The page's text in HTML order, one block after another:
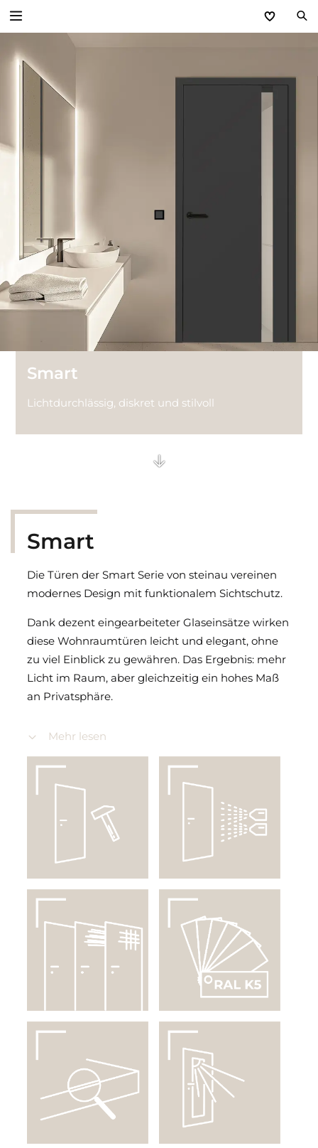
Zurück
Wohnraumtüren
Traditionell CLASSIC
Modern GANZGLASTÜREN
Stahl-Lofttüren
Technik Wohnraumtüren
Technik Glastüren
Smart
Lichtdurchlässig, diskret und stilvoll
Smart
Die Türen der Smart Serie von steinau vereinen
modernes Design mit funktionalem Sichtschutz.
Dank dezent eingearbeiteter Glaseinsätze wirken
diese Wohnraumtüren leicht und elegant, ohne
zu viel Einblick zu gewähren. Das Ergebnis: mehr
Licht im Raum, aber gleichzeitig ein hohes Maß
an Privatsphäre.
Die durchdachte Gestaltung der Glaselemente
verleiht der Tür eine klare, reduzierte Optik, die
von skandinavisch bis urban. Die Smart Serie
überzeugt so mit einem raffinierten
Zusammenspiel von Transparenz und
Mehr lesen